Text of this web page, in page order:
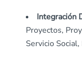
Integración
Proyectos,
Servicio